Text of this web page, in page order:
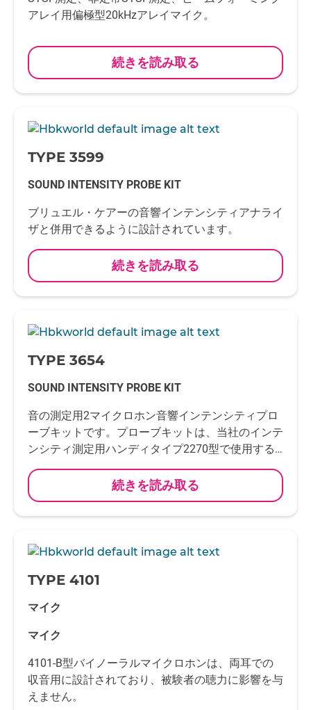
アレイ用偏極型20kHzアレイマイク。
続きを読み取る
-
TYPE 3599
SOUND INTENSITY PROBE KIT
ブリュエル・ケアーの音響インテンシティアナライ
ザと併用できるように設計されています。
続きを読み取る
-
TYPE 3654
SOUND INTENSITY PROBE KIT
音の測定用2マイクロホン音響インテンシティプロ
ーブキットです。プローブキットは、当社のインテ
ンシティ測定用ハンディタイプ2270型で使用する
ように設計されています。
続きを読み取る
-
TYPE 4101
マイク
マイク
4101-B型バイノーラルマイクロホンは、両耳での
収音用に設計されており、被験者の聴力に影響を与
えません。